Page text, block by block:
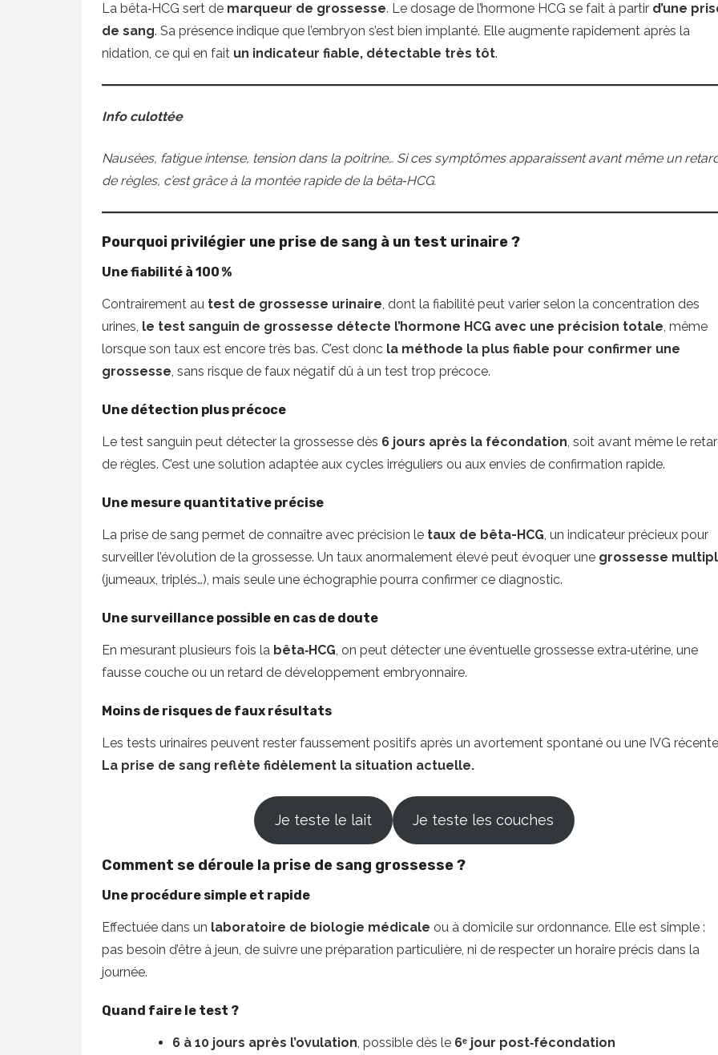
La bêta‑HCG sert de marqueur de grossesse. Le dosage de l’hormone HCG se fait à partir d’une
de sang. Sa présence indique que l’embryon s’est bien implanté. Elle augmente rapidement après la
nidation, ce qui en fait un indicateur fiable, détectable très tôt.
Info culottée
Nausées, fatigue intense, tension dans la poitrine… Si ces symptômes apparaissent avant même un
de règles, c’est grâce à la montée rapide de la bêta‑HCG.
Pourquoi privilégier une prise de sang à un test urinaire ?
Une fiabilité à 100 %
Contrairement au test de grossesse urinaire, dont la fiabilité peut varier selon la concentration des
urines, le test sanguin de grossesse détecte l’hormone HCG avec une précision totale, même
lorsque son taux est encore très bas. C’est donc la méthode la plus fiable pour confirmer une
grossesse, sans risque de faux négatif dû à un test trop précoce.
Une détection plus précoce
Le test sanguin peut détecter la grossesse dès 6 jours après la fécondation, soit avant même le
de règles. C’est une solution adaptée aux cycles irréguliers ou aux envies de confirmation rapide.
Une mesure quantitative précise
La prise de sang permet de connaître avec précision le taux de bêta-HCG, un indicateur précieux pour
surveiller l’évolution de la grossesse. Un taux anormalement élevé peut évoquer une grossesse
(jumeaux, triplés…), mais seule une échographie pourra confirmer ce diagnostic.
Une surveillance possible en cas de doute
En mesurant plusieurs fois la bêta‑HCG, on peut détecter une éventuelle grossesse extra‑utérine, une
fausse couche ou un retard de développement embryonnaire.
Moins de risques de faux résultats
Les tests urinaires peuvent rester faussement positifs après un avortement spontané ou une IVG
La prise de sang reflète fidèlement la situation actuelle.
Je teste le lait Je teste les couches
Comment se déroule la prise de sang grossesse ?
Une procédure simple et rapide
Effectuée dans un laboratoire de biologie médicale ou à domicile sur ordonnance. Elle est simple :
pas besoin d’être à jeun, de suivre une préparation particulière, ni de respecter un horaire précis dans la
journée.
Quand faire le test ?
6 à 10 jours après l’ovulation, possible dès le 6ᵉ jour post‑fécondation